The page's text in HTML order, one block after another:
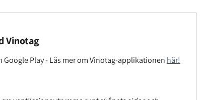
Vinotag
Google Play - Läs mer om Vinotag-applikationen här!